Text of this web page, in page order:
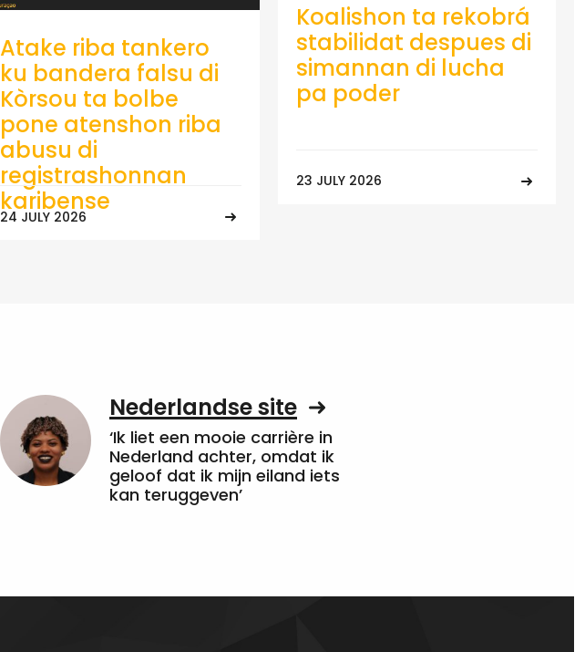
Atake riba tankero
ku bandera falsu di
Kòrsou ta bolbe
pone atenshon riba
abusu di
registrashonnan
karibense
24 JULY 2026
Koalishon ta rekobrá
stabilidat despues di
simannan di lucha
pa poder
23 JULY 2026
Nederlandse site
‘Ik liet een mooie carrière in
Nederland achter, omdat ik
geloof dat ik mijn eiland iets
kan teruggeven’